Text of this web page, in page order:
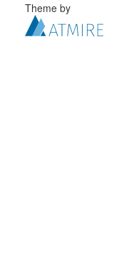
Theme by